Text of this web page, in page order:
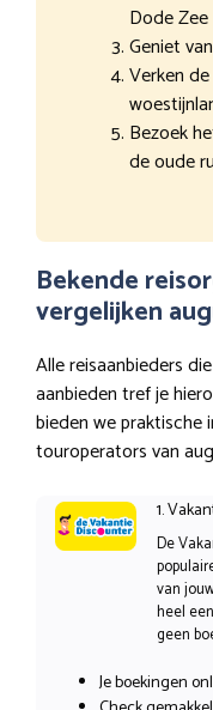
Dode Zee
Geniet
Verken
Bezoek
de oude
Bekende
vergelijken
Alle reisaanbieders
aanbieden tref je
bieden we
touroperators van
1.
De
van
heel
geen
Je boekingen